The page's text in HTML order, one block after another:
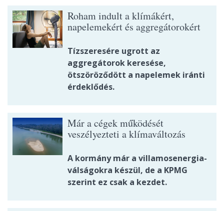
Roham indult a klímákért,
napelemekért és aggregátorokért
Tízszeresére ugrott az
aggregátorok keresése,
ötszöröződött a napelemek iránti
érdeklődés.
Már a cégek működését
veszélyezteti a klímaváltozás
A kormány már a villamosenergia-
válságokra készül, de a KPMG
szerint ez csak a kezdet.